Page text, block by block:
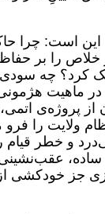
است: چرا
را بر
کرد؟ چه
در ماهیت
پروژه‌ی
ولایت را فرو
و خطر قیام
جز خودکشی